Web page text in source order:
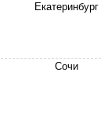
Екатеринбург
Сочи